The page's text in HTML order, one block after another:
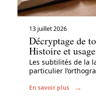
13 juillet 2026
Décryptage de
Histoire et
Les subtilités de la
particulier
En savoir plus